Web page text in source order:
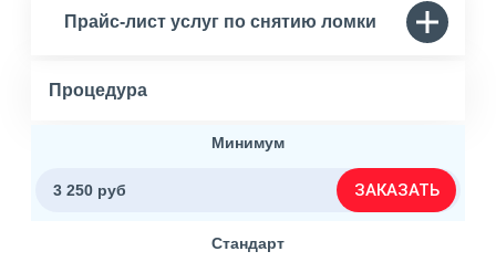
Прайс-лист услуг по снятию ломки
Процедура
Минимум
3 250 руб ЗАКАЗАТЬ
Стандарт